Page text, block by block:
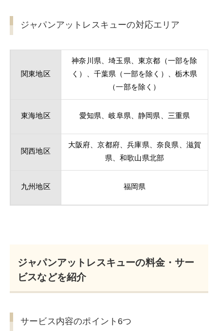
ジャパンアットレスキューの対応エリア
関東地区
神奈川県、埼玉県、東京都（一部を除
く）、千葉県（一部を除く）、栃木県
（一部を除く）
東海地区 愛知県、岐阜県、静岡県、三重県
関西地区
大阪府、京都府、兵庫県、奈良県、滋賀
県、和歌山県北部
九州地区 福岡県
ジャパンアットレスキューの料金・サー
ビスなどを紹介
サービス内容のポイント6つ